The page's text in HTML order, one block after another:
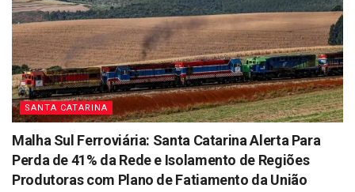
SANTA CATARINA
Malha Sul Ferroviária: Santa Catarina Alerta Para
Perda de 41% da Rede e Isolamento de Regiões
Produtoras com Plano de Fatiamento da União